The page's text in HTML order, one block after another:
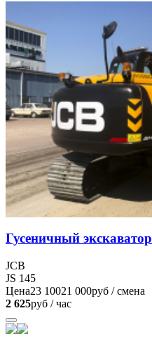
Гусеничный
JCB
JS 145
Цена23 10021 000руб / смена
2 625руб / час